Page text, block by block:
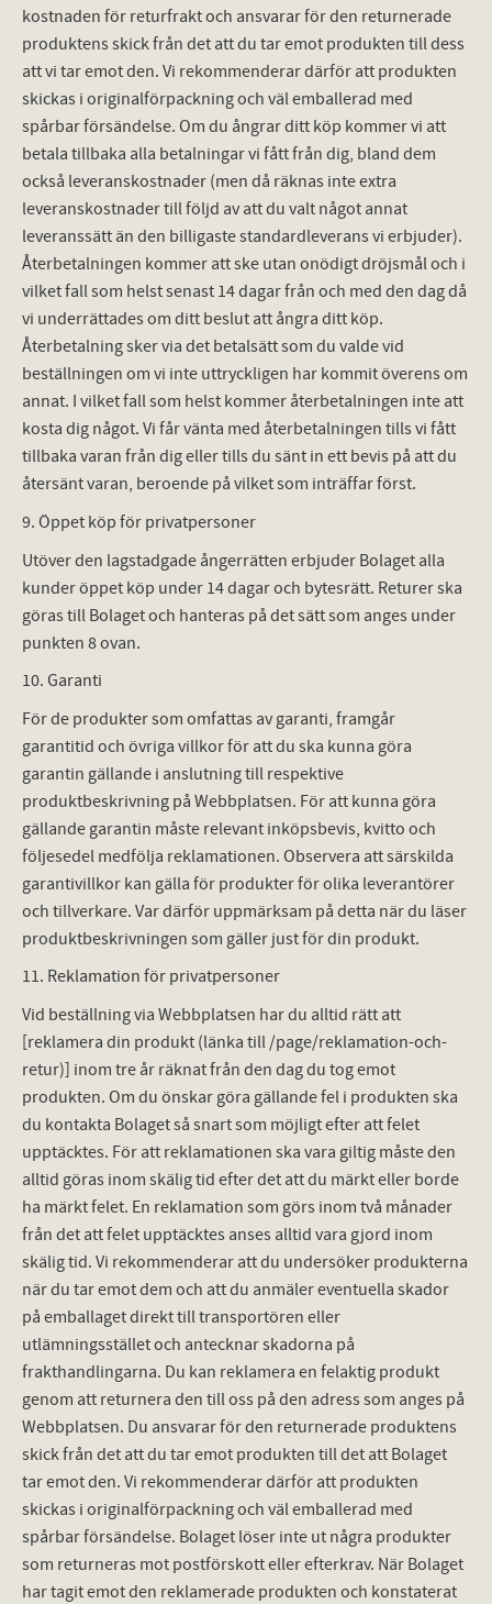
kostnaden för returfrakt och ansvarar för den returnerade
produktens skick från det att du tar emot produkten till dess
att vi tar emot den. Vi rekommenderar därför att produkten
skickas i originalförpackning och väl emballerad med
spårbar försändelse. Om du ångrar ditt köp kommer vi att
betala tillbaka alla betalningar vi fått från dig, bland dem
också leveranskostnader (men då räknas inte extra
leveranskostnader till följd av att du valt något annat
leveranssätt än den billigaste standardleverans vi erbjuder).
Återbetalningen kommer att ske utan onödigt dröjsmål och i
vilket fall som helst senast 14 dagar från och med den dag då
vi underrättades om ditt beslut att ångra ditt köp.
Återbetalning sker via det betalsätt som du valde vid
beställningen om vi inte uttryckligen har kommit överens om
annat. I vilket fall som helst kommer återbetalningen inte att
kosta dig något. Vi får vänta med återbetalningen tills vi fått
tillbaka varan från dig eller tills du sänt in ett bevis på att du
återsänt varan, beroende på vilket som inträffar först.
9. Öppet köp för privatpersoner
Utöver den lagstadgade ångerrätten erbjuder Bolaget alla
kunder öppet köp under 14 dagar och bytesrätt. Returer ska
göras till Bolaget och hanteras på det sätt som anges under
punkten 8 ovan.
10. Garanti
För de produkter som omfattas av garanti, framgår
garantitid och övriga villkor för att du ska kunna göra
garantin gällande i anslutning till respektive
produktbeskrivning på Webbplatsen. För att kunna göra
gällande garantin måste relevant inköpsbevis, kvitto och
följesedel medfölja reklamationen. Observera att särskilda
garantivillkor kan gälla för produkter för olika leverantörer
och tillverkare. Var därför uppmärksam på detta när du läser
produktbeskrivningen som gäller just för din produkt.
11. Reklamation för privatpersoner
Vid beställning via Webbplatsen har du alltid rätt att
[reklamera din produkt (länka till /page/reklamation-och-
retur)] inom tre år räknat från den dag du tog emot
produkten. Om du önskar göra gällande fel i produkten ska
du kontakta Bolaget så snart som möjligt efter att felet
upptäcktes. För att reklamationen ska vara giltig måste den
alltid göras inom skälig tid efter det att du märkt eller borde
ha märkt felet. En reklamation som görs inom två månader
från det att felet upptäcktes anses alltid vara gjord inom
skälig tid. Vi rekommenderar att du undersöker produkterna
när du tar emot dem och att du anmäler eventuella skador
på emballaget direkt till transportören eller
utlämningsstället och antecknar skadorna på
frakthandlingarna. Du kan reklamera en felaktig produkt
genom att returnera den till oss på den adress som anges på
Webbplatsen. Du ansvarar för den returnerade produktens
skick från det att du tar emot produkten till det att Bolaget
tar emot den. Vi rekommenderar därför att produkten
skickas i originalförpackning och väl emballerad med
spårbar försändelse. Bolaget löser inte ut några produkter
som returneras mot postförskott eller efterkrav. När Bolaget
har tagit emot den reklamerade produkten och konstaterat